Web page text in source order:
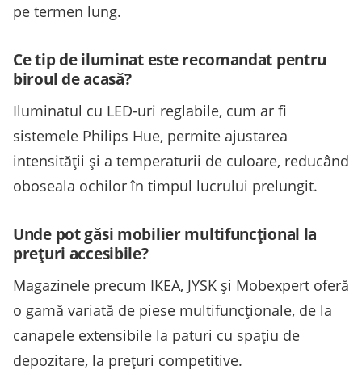
pe termen lung.
Ce tip de iluminat este recomandat pentru
biroul de acasă?
Iluminatul cu LED-uri reglabile, cum ar fi
sistemele Philips Hue, permite ajustarea
intensității și a temperaturii de culoare, reducând
oboseala ochilor în timpul lucrului prelungit.
Unde pot găsi mobilier multifuncțional la
prețuri accesibile?
Magazinele precum IKEA, JYSK și Mobexpert oferă
o gamă variată de piese multifuncționale, de la
canapele extensibile la paturi cu spațiu de
depozitare, la prețuri competitive.